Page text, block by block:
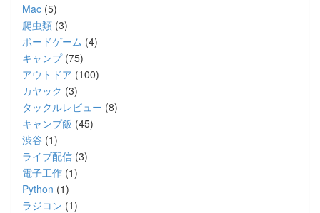
Mac (5)
爬虫類 (3)
ボードゲーム (4)
キャンプ(75)
アウトドア (100)
カヤック (3)
タックルレビュー (8)
キャンプ飯 (45)
渋谷 (1)
ライブ配信 (3)
電子工作 (1)
Python (1)
ラジコン (1)